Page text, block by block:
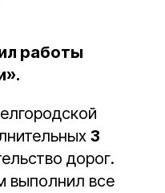
работы
3
дорог.
выполнил все